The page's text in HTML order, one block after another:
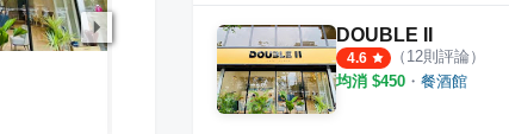
那夜餐酒館 Bistro Not Yet
則評論
叁匠居酒屋
DOUBLE II
4.6 （ 12則評論）
均消 $450 ・ 餐酒館